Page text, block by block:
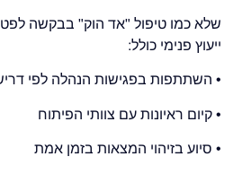
שלא כמו טיפול "אד הוק" בבקשה
ייעוץ פנימי כולל:
• השתתפות בפגישות הנהלה לפי
• קיום ראיונות עם צוותי הפיתוח
• סיוע בזיהוי המצאות בזמן אמת